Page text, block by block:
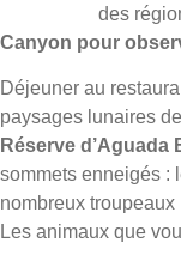
des
Canyon pour
Déjeuner au
paysages lunaires
Réserve d’Aguada
sommets enneigés :
nombreux troupeaux
Les animaux que